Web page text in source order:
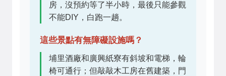
房，沒預約等了半小時，最後只能參觀
不能DIY，白跑一趟。
這些景點有無障礙設施嗎？
埔里酒廠和廣興紙寮有斜坡和電梯，輪
椅可通行；但敲敲木工房在舊建築，門